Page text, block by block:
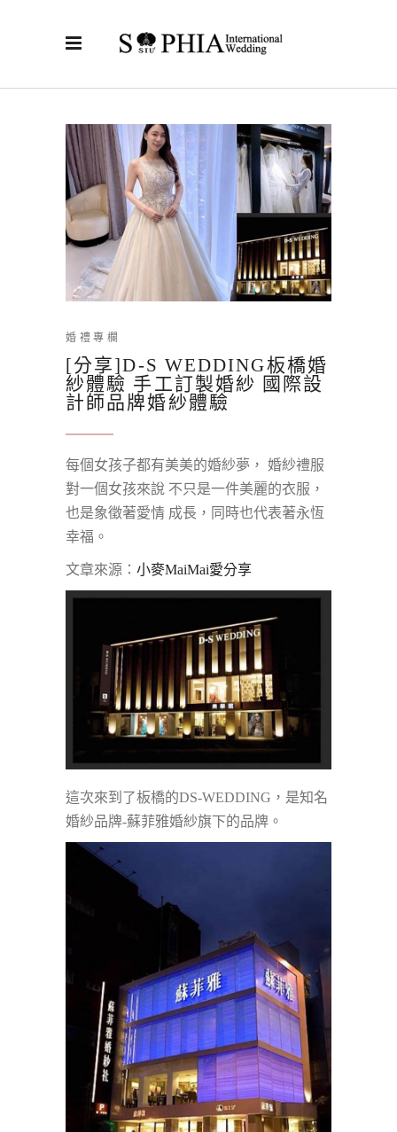
婚禮專欄
[分享]D-S WEDDING板橋婚
紗體驗 手工訂製婚紗 國際設
計師品牌婚紗體驗
每個女孩子都有美美的婚紗夢， 婚紗禮服
對一個女孩來說 不只是一件美麗的衣服，
也是象徵著愛情 成長，同時也代表著永恆
幸福。
文章來源： 小麥MaiMai愛分享
這次來到了板橋的DS-WEDDING，是知名
婚紗品牌-蘇菲雅婚紗旗下的品牌。